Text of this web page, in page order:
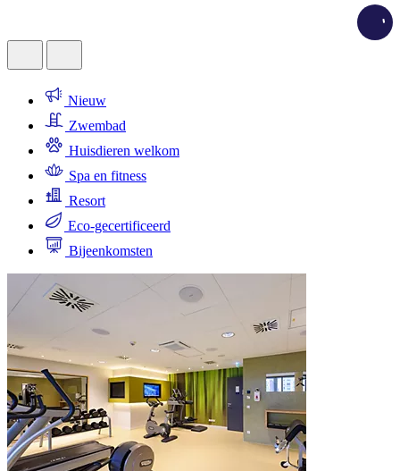
Nieuw
Zwembad
Huisdieren welkom
Spa en fitness
Resort
Eco-gecertificeerd
Bijeenkomsten